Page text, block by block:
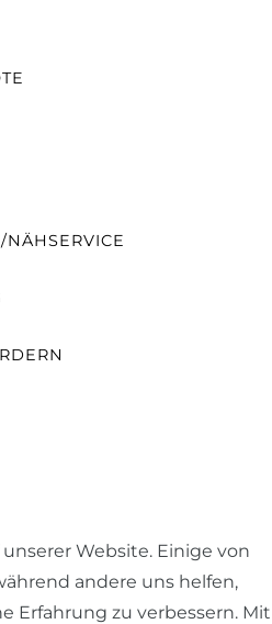
NÄHSERVICE
Website. Einige von
andere uns helfen,
Erfahrung zu verbessern. Mit